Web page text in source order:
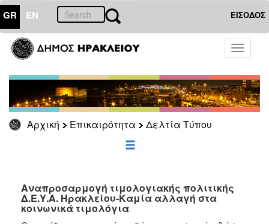
GR EN ΕΙΣΟΔΟΣ
Toggle
Αρχική Επικαιρότητα Δελτία Τύπου
ΕΠΙΚΑΙΡΟΤΗΤΑ
Τύπου
Αρχείο
ΕΠΙΣΚΕΠΤΗΣ
ΗΡΑΚΛΕΙΟ
Αναπροσαρμογή τιμολογιακής πολιτικής
Δ.Ε.Υ.Α. Ηρακλείου-Καμία αλλαγή στα
κοινωνικά τιμολόγια